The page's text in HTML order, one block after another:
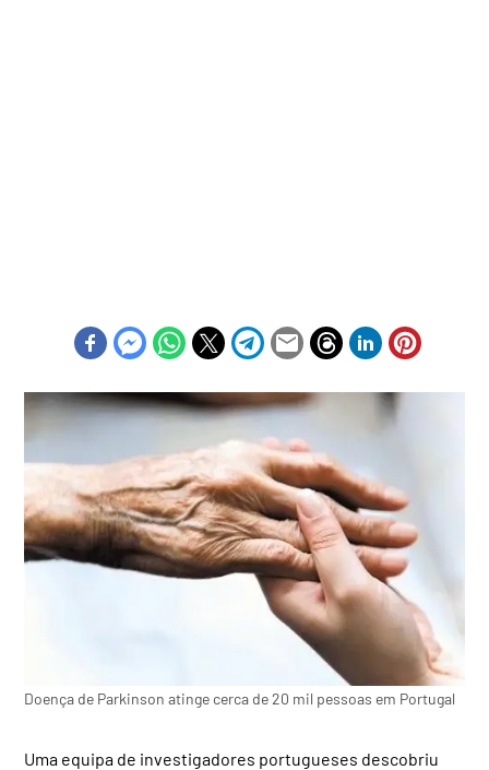
Doença de Parkinson atinge cerca de 20 mil pessoas em Portugal
Uma equipa de investigadores portugueses descobriu